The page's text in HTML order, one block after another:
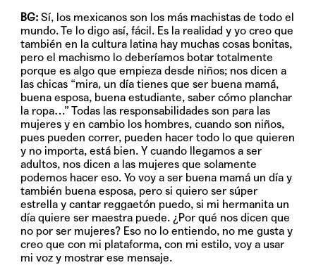
BG: Sí, los mexicanos son los más machistas de todo el
mundo. Te lo digo así, fácil. Es la realidad y yo creo que
también en la cultura latina hay muchas cosas bonitas,
pero el machismo lo deberíamos botar totalmente
porque es algo que empieza desde niños; nos dicen a
las chicas “mira, un día tienes que ser buena mamá,
buena esposa, buena estudiante, saber cómo planchar
la ropa…” Todas las responsabilidades son para las
mujeres y en cambio los hombres, cuando son niños,
pues pueden correr, pueden hacer todo lo que quieren
y no importa, está bien. Y cuando llegamos a ser
adultos, nos dicen a las mujeres que solamente
podemos hacer eso. Yo voy a ser buena mamá un día y
también buena esposa, pero si quiero ser súper
estrella y cantar reggaetón puedo, si mi hermanita un
día quiere ser maestra puede. ¿Por qué nos dicen que
no por ser mujeres? Eso no lo entiendo, no me gusta y
creo que con mi plataforma, con mi estilo, voy a usar
mi voz y mostrar ese mensaje.